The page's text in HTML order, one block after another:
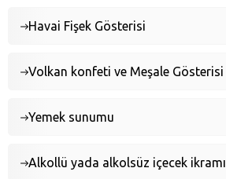
Havai Fişek Gösterisi
Volkan konfeti ve Meşale Gösterisi
Yemek sunumu
Alkollü yada alkolsüz içecek ikramı